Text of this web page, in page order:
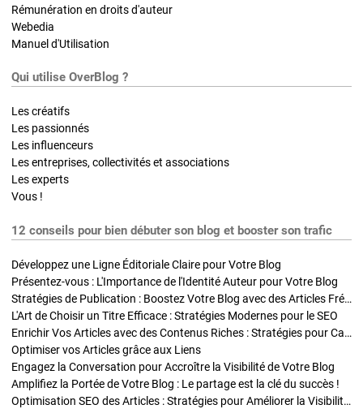
Rémunération en droits d'auteur
Webedia
Manuel d'Utilisation
Qui utilise OverBlog ?
Les créatifs
Les passionnés
Les influenceurs
Les entreprises, collectivités et associations
Les experts
Vous !
12 conseils pour bien débuter son blog et booster son trafic
Développez une Ligne Éditoriale Claire pour Votre Blog
Présentez-vous : L'Importance de l'Identité Auteur pour Votre Blog
Stratégies de Publication : Boostez Votre Blog avec des Articles Fréquents et Exclusifs
L'Art de Choisir un Titre Efficace : Stratégies Modernes pour le SEO
Enrichir Vos Articles avec des Contenus Riches : Stratégies pour Captiver et Optimiser
Optimiser vos Articles grâce aux Liens
Engagez la Conversation pour Accroître la Visibilité de Votre Blog
Amplifiez la Portée de Votre Blog : Le partage est la clé du succès !
Optimisation SEO des Articles : Stratégies pour Améliorer la Visibilité de Votre Blog